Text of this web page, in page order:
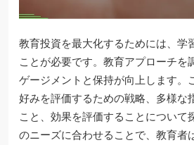
教育投資を最大化するためには、学
ことが必要です。教育アプローチを
ゲージメントと保持が向上します。
好みを評価するための戦略、多様な
こと、効果を評価することについて
のニーズに合わせることで、教育者